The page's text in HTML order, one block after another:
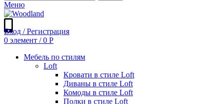
Меню
Вход / Регистрация
0 элемент / 0 Р
Мебель по стилям
Loft
Кровати в стиле Loft
Диваны в стиле Loft
Комоды в стиле Loft
Полки в стиле Loft